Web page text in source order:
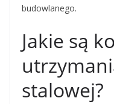
budowlanego.
Jakie są
stalowej?